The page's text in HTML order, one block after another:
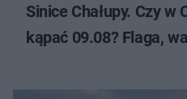
Sinice Chałupy. Czy w
kąpać 09.08? Flaga,